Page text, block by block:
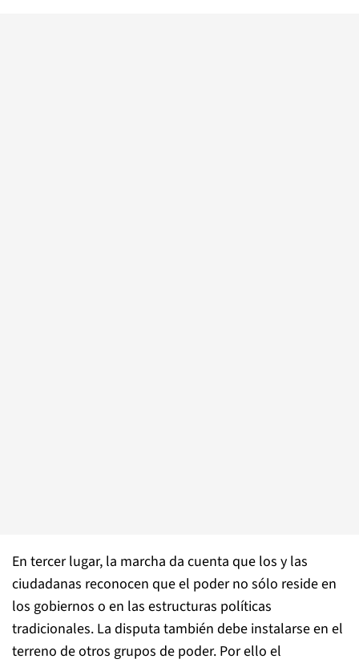
En tercer lugar, la marcha da cuenta que los y las
ciudadanas reconocen que el poder no sólo reside en
los gobiernos o en las estructuras políticas
tradicionales. La disputa también debe instalarse en el
terreno de otros grupos de poder. Por ello el